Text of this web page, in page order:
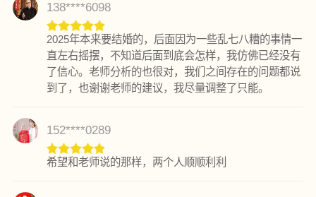
138****6098
2025年本来要结婚的，后面因为一些乱七八糟的事情一
直左右摇摆，不知道后面到底会怎样，我仿佛已经没有
了信心。老师分析的也很对，我们之间存在的问题都说
到了，也谢谢老师的建议，我尽量调整了只能。
152****0289
希望和老师说的那样，两个人顺顺利利